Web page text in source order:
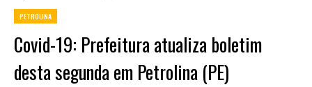
PETROLINA
Covid-19: Prefeitura atualiza boletim
desta segunda em Petrolina (PE)